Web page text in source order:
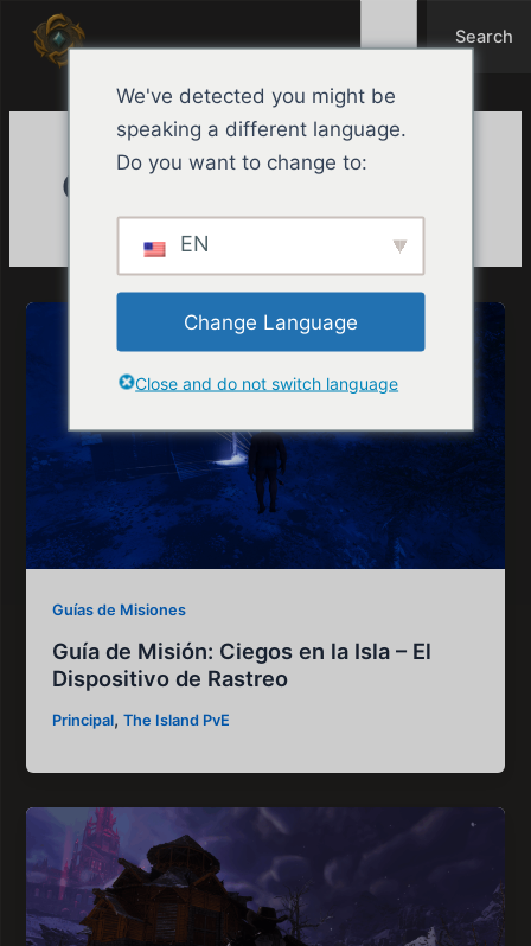
contenido
Search
Guías de Misiones
Guías de Misiones
Guía de Misión: Ciegos en la Isla – El
Dispositivo de Rastreo
Principal,The Island PvE
We've detected you might be
speaking a different language.
Do you want to change to:
EN
Change Language
Close and do not switch language